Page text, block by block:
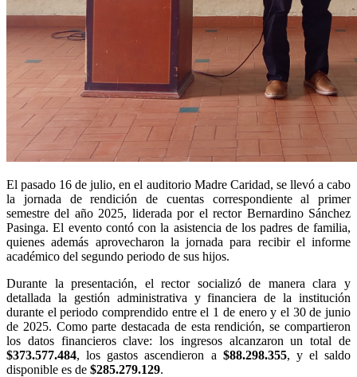
El pasado 16 de julio, en el auditorio Madre Caridad, se llevó a cabo
la jornada de rendición de cuentas correspondiente al primer
semestre del año 2025, liderada por el rector Bernardino Sánchez
Pasinga. El evento contó con la asistencia de los padres de familia,
quienes además aprovecharon la jornada para recibir el informe
académico del segundo periodo de sus hijos.
Durante la presentación, el rector socializó de manera clara y
detallada la gestión administrativa y financiera de la institución
durante el periodo comprendido entre el 1 de enero y el 30 de junio
de 2025. Como parte destacada de esta rendición, se compartieron
los datos financieros clave: los ingresos alcanzaron un total de
$373.577.484, los gastos ascendieron a $88.298.355, y el saldo
disponible es de $285.279.129.